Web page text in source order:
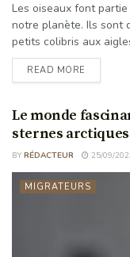
AUTRES
Les oiseaux font
notre planète. Ils sont
petits colibris aux
demandé ce que nous
Quelles recherches
C'est là qu'intervient le
est ...
READ MORE
Le monde
sternes arctiques
BY RÉDACTEUR 25/09/
MIGRATEURS